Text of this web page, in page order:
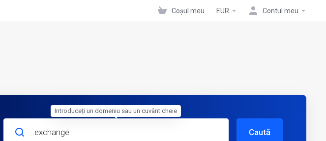
Coșul meu EUR Contul meu
Caută
Introduceți un domeniu sau un cuvânt cheie